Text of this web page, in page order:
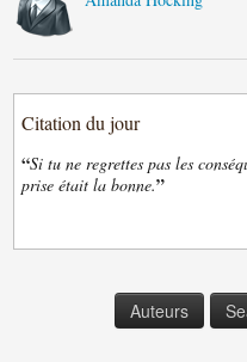
Citation du jour
“Si tu ne regrettes pas les
prise était la bonne.”
Auteurs